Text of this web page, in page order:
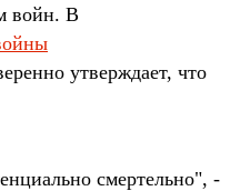
войн. В
утверждает, что
смертельно", -